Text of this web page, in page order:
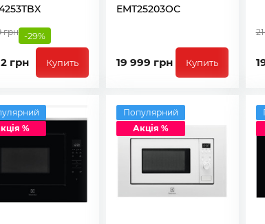
грн -29%
грн Купить
EMT25203OC
19 999 грн Купить
%
Популярний
Акція %